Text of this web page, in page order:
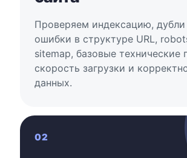
Проверяем индексацию, дубли
ошибки в структуре URL,
sitemap, базовые технические
скорость загрузки и
данных.
02